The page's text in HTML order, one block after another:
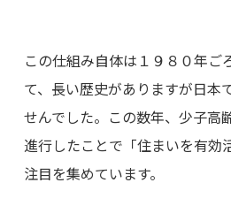
この仕組み自体は１９８０年ご
て、長い歴史がありますが日本
せんでした。この数年、少子高
進行したことで「住まいを有効
注目を集めています。